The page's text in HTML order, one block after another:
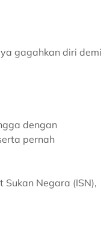
gagahkan diri demi
dengan
pernah
Negara (ISN),